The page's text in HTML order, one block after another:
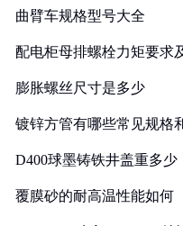
曲臂车规格型号大全
配电柜母排螺栓力矩要求
膨胀螺丝尺寸是多少
镀锌方管有哪些常见规格
D400球墨铸铁井盖重多少
覆膜砂的耐高温性能如何